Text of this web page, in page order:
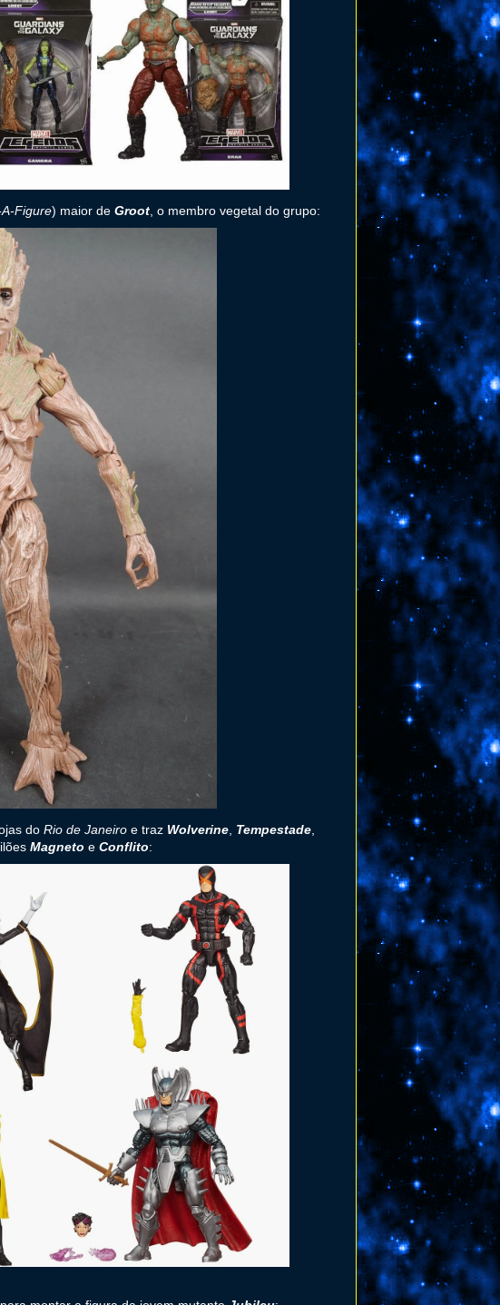
Figure) maior de Groot , o membro vegetal do grupo:
do Rio de Janeiro e traz Wolverine Tempestade
Magneto e Conflito: